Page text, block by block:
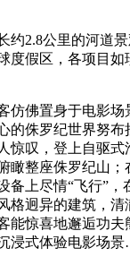
2.8公里的河道景
度假区，各项目如
佛置身于电影场
的侏罗纪世界努布
惊叹，登上自驱式
瞰整座侏罗纪山
备上尽情“飞行”，
格迥异的建筑，清
能惊喜地邂逅功
浸式体验电影场